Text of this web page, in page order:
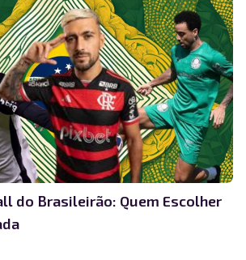
do Brasileirão: Quem Escolher